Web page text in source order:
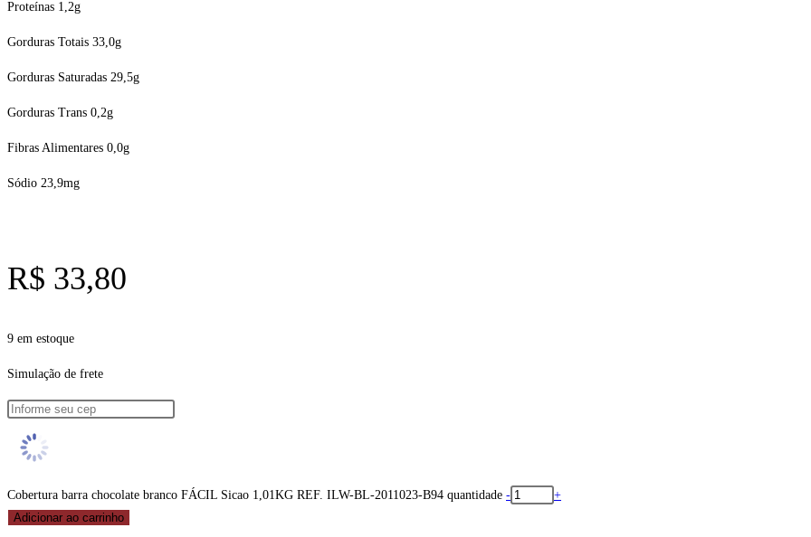
Proteínas 1,2g
Gorduras Totais 33,0g
Gorduras Saturadas 29,5g
Gorduras Trans 0,2g
Fibras Alimentares 0,0g
Sódio 23,9mg
R$ 33,80
9 em estoque
Simulação de frete
Cobertura barra chocolate branco FÁCIL Sicao 1,01KG REF. ILW-BL-2011023-B94 quantidade -
+
Adicionar ao carrinho